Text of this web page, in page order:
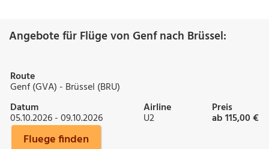
Angebote für Flüge von Genf nach Brüssel:
Route
Genf (GVA) - Brüssel (BRU)
Datum
05.10.2026 - 09.10.2026
Airline
U2
Preis
ab 115,00 €
Fluege finden